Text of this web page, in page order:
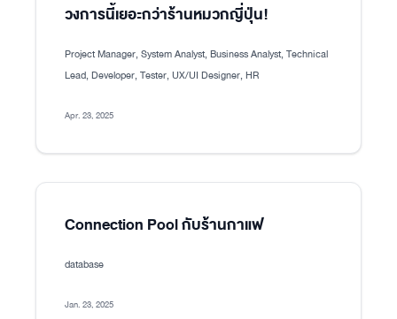
วงการนี้เยอะกว่าร้านหมวกญี่ปุ่น!
Project Manager, System Analyst, Business Analyst, Technical
Lead, Developer, Tester, UX/UI Designer, HR
Apr. 23, 2025
Connection Pool กับร้านกาแฟ
database
Jan. 23, 2025